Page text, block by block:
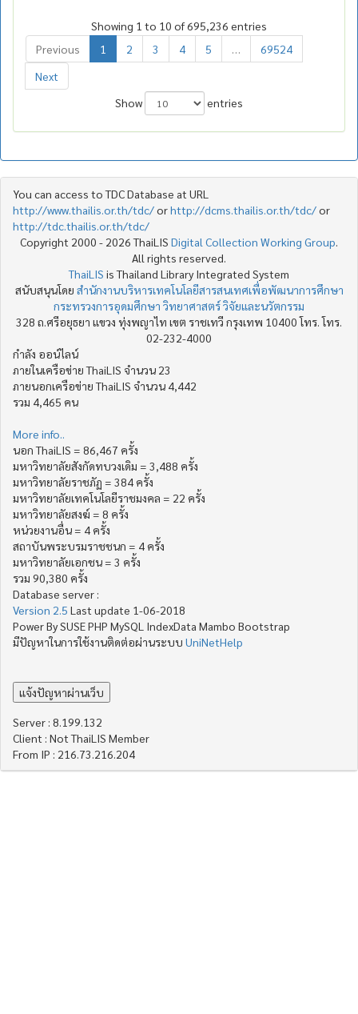
Showing 1 to 10 of 695,236 entries
Previous
1 2 3 4 5 …
69524
Next
Show
entries
You can access to TDC Database at URL
http://www.thailis.or.th/tdc/orhttp://dcms.thailis.or.th/tdc/or
http://tdc.thailis.or.th/tdc/
Copyright 2000 - 2026 ThaiLIS Digital Collection Working Group.
All rights reserved.
ThaiLIS is Thailand Library Integrated System
สนับสนุนโดย สำนักงานบริหารเทคโนโลยีสารสนเทศเพื่อพัฒนาการศึกษา
กระทรวงการอุดมศึกษา วิทยาศาสตร์ วิจัยและนวัตกรรม
328 ถ.ศรีอยุธยา แขวง ทุ่งพญาไท เขต ราชเทวี กรุงเทพ 10400 โทร. โทร.
02-232-4000
กำลัง ออน์ไลน์
ภายในเครือข่าย ThaiLIS จำนวน 23
ภายนอกเครือข่าย ThaiLIS จำนวน 4,442
รวม 4,465 คน
More info..
นอก ThaiLIS = 86,467 ครั้ง
มหาวิทยาลัยสังกัดทบวงเดิม = 3,488 ครั้ง
มหาวิทยาลัยราชภัฏ = 384 ครั้ง
มหาวิทยาลัยเทคโนโลยีราชมงคล = 22 ครั้ง
มหาวิทยาลัยสงฆ์ = 8 ครั้ง
หน่วยงานอื่น = 4 ครั้ง
สถาบันพระบรมราชชนก = 4 ครั้ง
มหาวิทยาลัยเอกชน = 3 ครั้ง
รวม 90,380 ครั้ง
Database server :
Version 2.5 Last update 1-06-2018
Power By SUSE PHP MySQL IndexData Mambo Bootstrap
มีปัญหาในการใช้งานติดต่อผ่านระบบ UniNetHelp
Server : 8.199.132
Client : Not ThaiLIS Member
From IP : 216.73.216.204